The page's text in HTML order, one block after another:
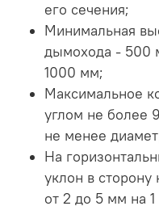
его сечения;
Минимальная
дымохода - 500
1000 мм;
Максимальное
углом не более
не менее
На
уклон в сторону
от 2 до 5 мм на